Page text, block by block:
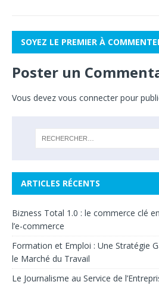
SOYEZ LE PREMIER À
Poster un
Vous devez vous connecter pour
ARTICLES RÉCENTS
Bizness Total 1.0 : le commerce clé
l’e-commerce
Formation et Emploi : Une Stratégie
le Marché du Travail
Le Journalisme au Service de